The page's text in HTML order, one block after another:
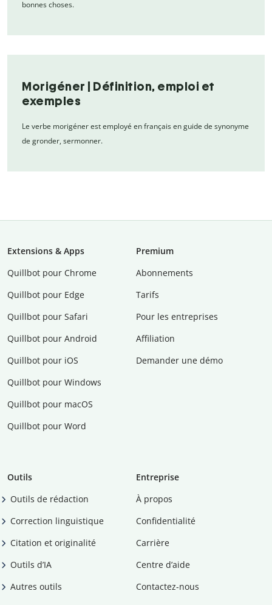
bonnes choses.
Morigéner | Définition, emploi et
exemples
Le verbe morigéner est employé en français en guide de synonyme
de gronder, sermonner.
Extensions & Apps
Quillbot pour Chrome
Quillbot pour Edge
Quillbot pour Safari
Quillbot pour Android
Quillbot pour iOS
Quillbot pour Windows
Quillbot pour macOS
Quillbot pour Word
Premium
Abonnements
Tarifs
Pour les entreprises
Affiliation
Demander une démo
Outils
Outils de rédaction
Correction linguistique
Citation et originalité
Outils d’IA
Autres outils
Entreprise
À propos
Confidentialité
Carrière
Centre d’aide
Contactez-nous